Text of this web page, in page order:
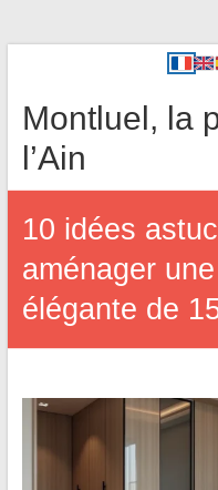
Montluel, la
l’Ain
10 idées
aménager
élégante de